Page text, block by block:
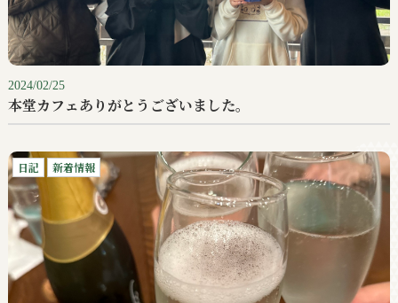
2024/02/25
本堂カフェありがとうございました。
日記 新着情報